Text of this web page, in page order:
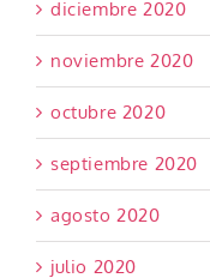
diciembre 2020
noviembre 2020
octubre 2020
septiembre 2020
agosto 2020
julio 2020